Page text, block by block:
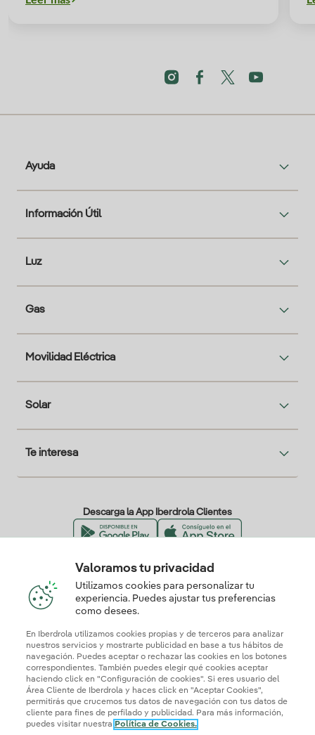
Mundo.
Ayuda
Información Útil
Luz
Gas
Movilidad Eléctrica
Solar
Te interesa
Descarga la App Iberdrola Clientes
Nuestros certificados de confianza
Mapa webInformación legal y Política de cookies
Valoramos tu privacidad
Utilizamos cookies para personalizar tu
experiencia. Puedes ajustar tus preferencias
como desees.
En Iberdrola utilizamos cookies propias y de terceros para analizar
nuestros servicios y mostrarte publicidad en base a tus hábitos de
navegación. Puedes aceptar o rechazar las cookies en los botones
correspondientes. También puedes elegir qué cookies aceptar
haciendo click en "Configuración de cookies". Si eres usuario del
Área Cliente de Iberdrola y haces click en "Aceptar Cookies",
permitirás que crucemos tus datos de navegación con tus datos de
cliente para fines de perfilado y publicidad. Para más información,
puedes visitar nuestra Política de Cookies.